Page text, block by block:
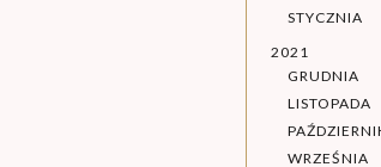
STYCZNIA
2021
GRUDNIA
LISTOPADA
WRZEŚNIA